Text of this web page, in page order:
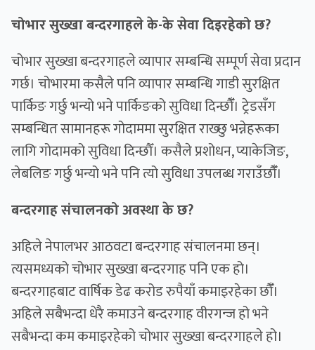
चोभार सुख्खा बन्दरगाहले के-के सेवा दिइरहेको छ?
चोभार सुख्खा बन्दरगाहले व्यापार सम्बन्धि सम्पूर्ण सेवा प्रदान
गर्छ। चोभारमा कसैले पनि व्यापार सम्बन्धि गाडी सुरक्षित
पार्किङ गर्छु भन्यो भने पार्किङको सुविधा दिन्छौँँ। ट्रेडसँग
सम्बन्धित सामानहरू गोदाममा सुरक्षित राख्छु भन्नेहरूका
लागि गोदामको सुविधा दिन्छौँ। कसैले प्रशोधन, प्याकेजिङ,
लेबलिङ गर्छु भन्यो भने पनि त्यो सुविधा उपलब्ध गराउँछौँँ।
बन्दरगाह संचालनको अवस्था के छ?
अहिले नेपालभर आठवटा बन्दरगाह संचालनमा छन्।
त्यसमध्यको चोभार सुख्खा बन्दरगाह पनि एक हो।
बन्दरगाहबाट वार्षिक डेढ करोड रुपैयाँ कमाइरहेका छौँँ।
अहिले सबैभन्दा धेरै कमाउने बन्दरगाह वीरगन्ज हो भने
सबैभन्दा कम कमाइरहेको चोभार सुख्खा बन्दरगाहले हो।